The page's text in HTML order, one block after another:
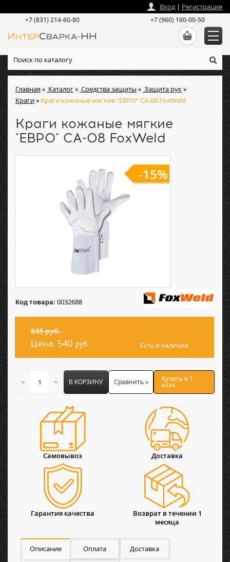
Главная» Каталог» Средства защиты » Защита рук»
Краги» Краги кожаные мягкие "ЕВРО" СА-08 FoxWeld
Краги кожаные мягкие
"ЕВРО" СА-08 FoxWeld
-15%
Код товара: 0032688
635 руб.
Цена: 540 руб. Есть в наличии
В КОРЗИНУ Сравнить » Купить в 1
клик
Самовывоз Доставка
Гарантия качества
Возврат в течении 1
месяца
Описание Оплата Доставка
Вход| Регистрация
+7 (831) 214-60-80 +7 (960) 160-00-50